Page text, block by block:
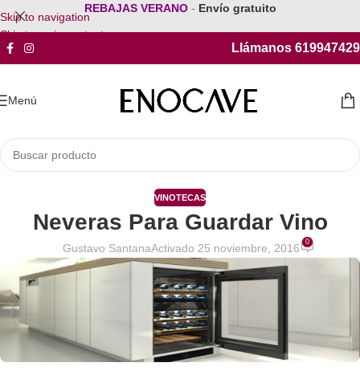
Skip to navigation
Skip to main content
REBAJAS VERANO - Envío gratuito
Llámanos 619947429
Menú
VINOTECAS
Neveras Para Guardar Vino
Gustavo SantanaActivado 25 noviembre, 2016 0